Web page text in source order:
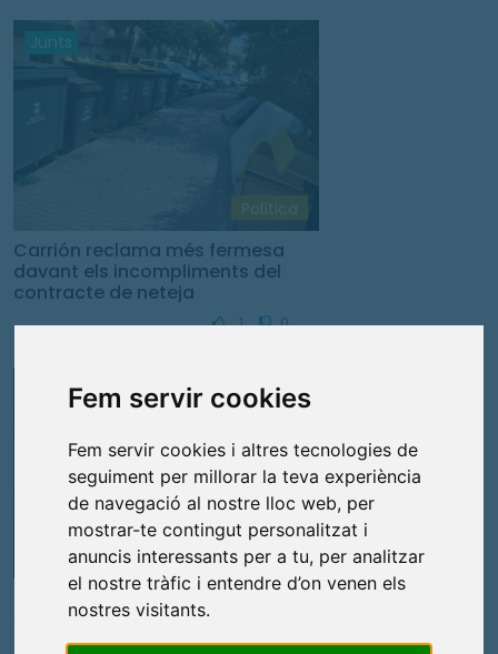
Fem servir cookies
Fem servir cookies i altres tecnologies de
seguiment per millorar la teva experiència
de navegació al nostre lloc web, per
mostrar-te contingut personalitzat i
anuncis interessants per a tu, per analitzar
el nostre tràfic i entendre d’on venen els
nostres visitants.
Junts
Política
Carrión reclama més fermesa
davant els incompliments del
contracte de neteja
1 0
Toni Carrión ens fa el resum de la
sessió plenària de l'Ajuntament
de Sant Feliu de Guíxols.